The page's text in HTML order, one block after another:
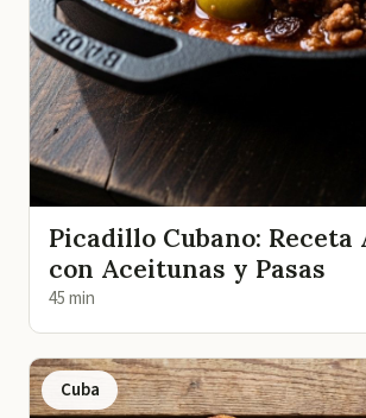
Picadillo Cubano:
con Aceitunas y Pasas
45 min
Cuba